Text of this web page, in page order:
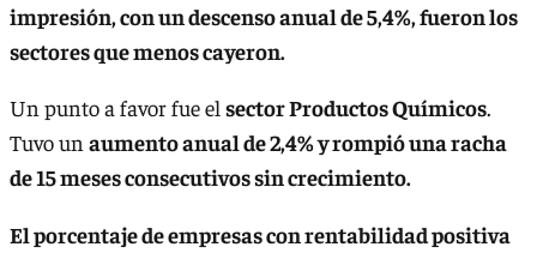
impresión, con un descenso anual de 5,4%, fueron los
sectores que menos cayeron.
Un punto a favor fue el sector Productos Químicos.
Tuvo un aumento anual de 2,4% y rompió una racha
de 15 meses consecutivos sin crecimiento.
El porcentaje de empresas con rentabilidad positiva